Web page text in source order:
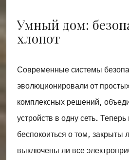
Умный дом:
хлопот
Современные системы
эволюционировали от
комплексных решений,
устройств в одну сеть.
беспокоиться о том, закрыты
выключены ли все